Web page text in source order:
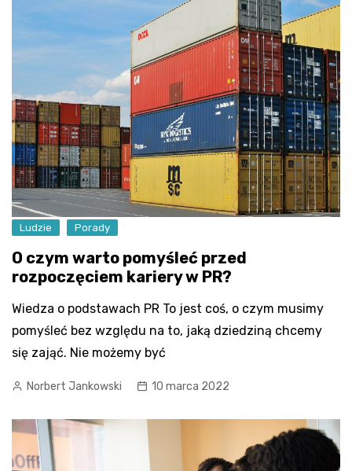
Ludzie Porady
O czym warto pomyśleć przed
rozpoczęciem kariery w PR?
Wiedza o podstawach PR To jest coś, o czym musimy
pomyśleć bez względu na to, jaką dziedziną chcemy
się zająć. Nie możemy być
Norbert Jankowski 10 marca 2022